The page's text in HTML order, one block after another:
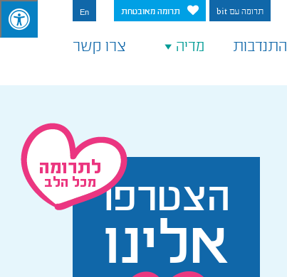
תרומה עם bit תרומה מאובטחת En
התנדבות מדיה צרו קשר
הצטרפו
אלינו